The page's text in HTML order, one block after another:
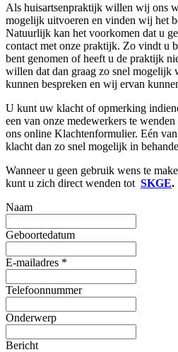
Als huisartsenpraktijk willen wij ons
mogelijk uitvoeren en vinden wij het
Natuurlijk kan het voorkomen dat u
contact met onze praktijk. Zo vindt u
bent genomen of heeft u de praktijk
willen dat dan graag zo snel mogelijk
kunnen bespreken en wij ervan
U kunt uw klacht of opmerking
een van onze medewerkers te
ons online Klachtenformulier. Eén
klacht dan zo snel mogelijk in
Wanneer u geen gebruik wens te
kunt u zich direct wenden tot SKGE.
Naam
Geboortedatum
E-mailadres *
Telefoonnummer
Onderwerp
Bericht